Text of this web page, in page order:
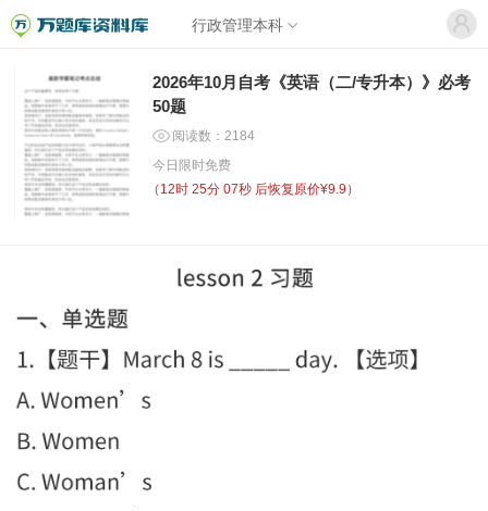
行政管理本科
2026年10月自考《英语（二/专升本）》必考
50题
阅读数：2184
今日限时免费
（ 12时 25分 07秒 后恢复原价¥9.9）